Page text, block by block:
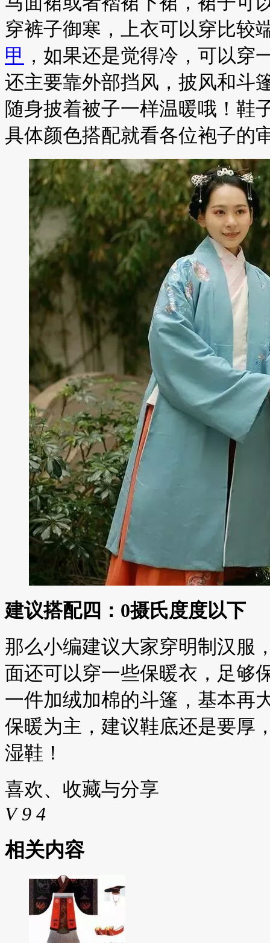
穿裤子御寒，上衣可以穿比较
甲 ，如果还是觉得冷，可以穿
还主要靠外部挡风，披风和斗
随身披着被子一样温暖哦！鞋
具体颜色搭配就看各位袍子的
建议搭配四：0摄氏度度以下
那么小编建议大家穿明制汉服
面还可以穿一些保暖衣，足够
一件加绒加棉的斗篷，基本再
保暖为主，建议鞋底还是要厚
湿鞋！
喜欢、收藏与分享
V 9 4
相关内容